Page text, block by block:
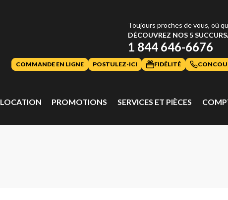
Toujours proches de vous, où
DÉCOUVREZ NOS 5
1 844 646-6676
COMMANDE EN LIGNE POSTULEZ-ICI FIDÉLITÉ
LOCATION PROMOTIONS SERVICES ET PIÈCES